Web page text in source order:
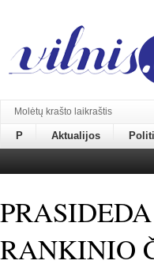
Molėtų krašto laikraštis
P Aktualijos
RANKINIO